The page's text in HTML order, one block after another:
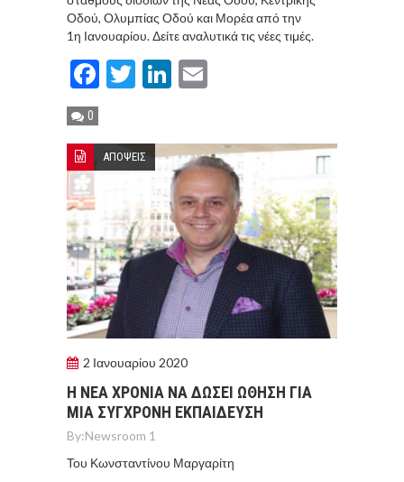
Οδού, Ολυμπίας Οδού και Μορέα από την
1η Ιανουαρίου. Δείτε αναλυτικά τις νέες τιμές.
Facebook
TwitterLinkedIn
0
ΑΠΟΨΕΙΣ
2 Ιανουαρίου 2020
Η ΝΕΑ ΧΡΟΝΙΑ ΝΑ ΔΩΣΕΙ ΩΘΗΣΗ ΓΙΑ
ΜΙΑ ΣΥΓΧΡΟΝΗ ΕΚΠΑΙΔΕΥΣΗ
By:Newsroom 1
Του Κωνσταντίνου Μαργαρίτη